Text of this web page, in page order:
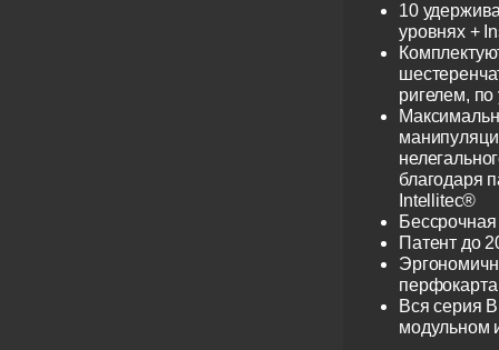
10
уровнях +
ригелем,
благодаря
Intellitec®
Патент до
перфокарта
Вся серия
модульном